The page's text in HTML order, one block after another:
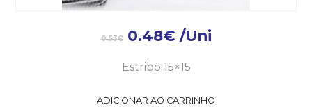
0.53€ 0.48€ /Uni
Estribo 15×15
ADICIONAR AO CARRINHO